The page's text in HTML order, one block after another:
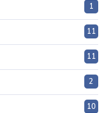
1
11
11
2
10